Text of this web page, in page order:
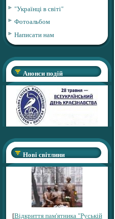
"Українці в світі"
Фотоальбом
Написати нам
Анонси подій
Нові світлини
[Відкриття пам'ятника "Руській